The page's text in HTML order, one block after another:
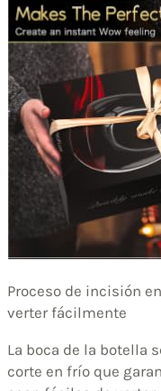
Proceso de incisión
verter fácilmente
La boca de la botella
corte en frío que